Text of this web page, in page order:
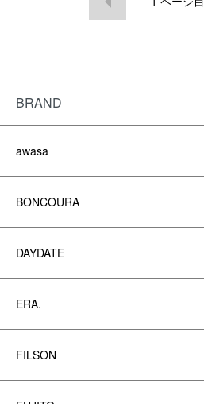
BRAND
awasa
BONCOURA
DAYDATE
ERA.
FILSON